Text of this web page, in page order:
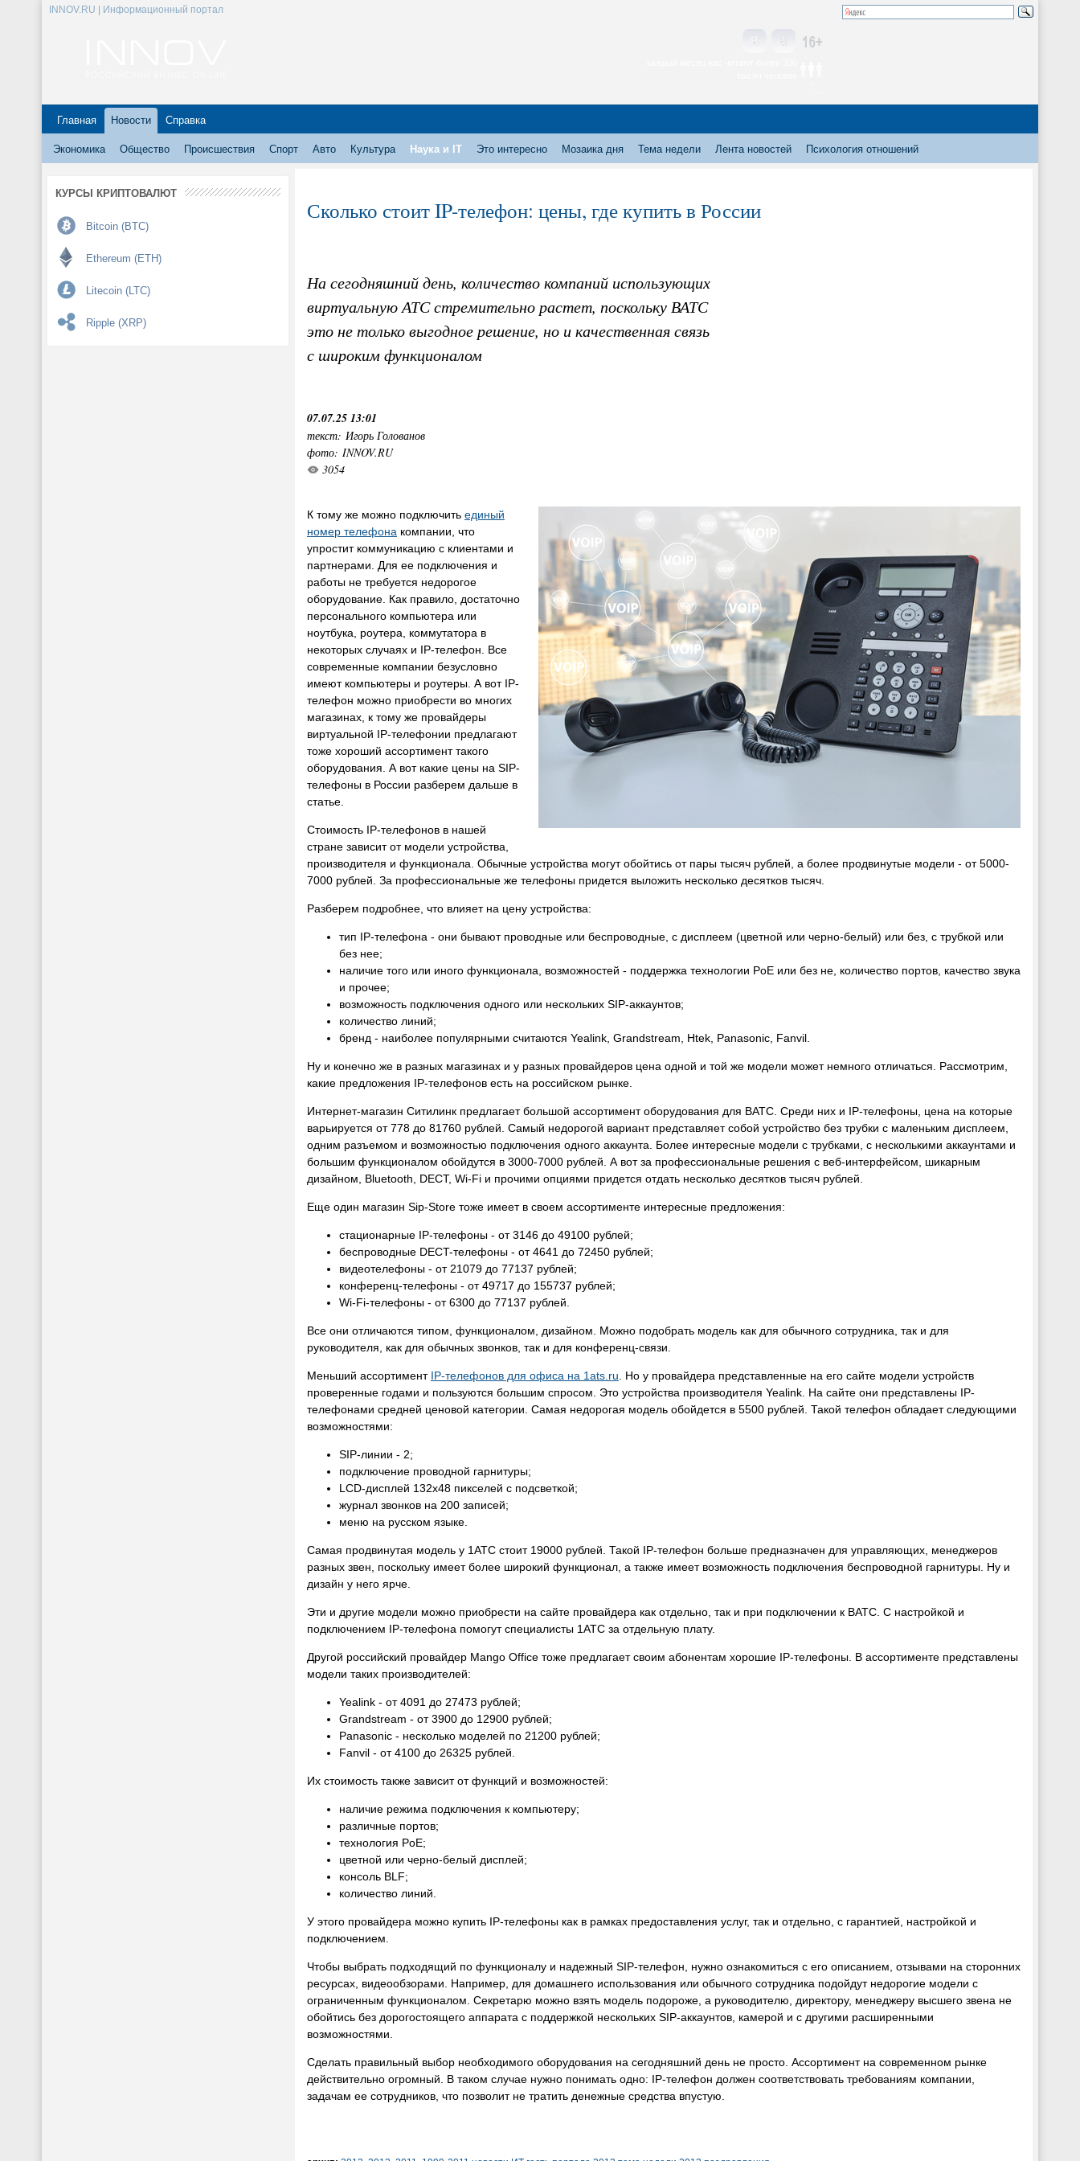
INNOV.RU | Информационный портал
Главная Новости Справка
Экономика Общество Происшествия Спорт Авто Культура Наука и IT Это интересно Мозаика дня Тема недели Лента новостей Психология отношений
КУРСЫ КРИПТОВАЛЮТ
Bitcoin (BTC)
Ethereum (ETH)
Litecoin (LTC)
Ripple (XRP)
Сколько стоит IP-телефон: цены, где купить в России
На сегодняшний день, количество компаний использующих
виртуальную АТС стремительно растет, поскольку ВАТС
это не только выгодное решение, но и качественная связь
с широким функционалом
07.07.25 13:01
текст: Игорь Голованов
фото: INNOV.RU
3054
К тому же можно подключить единый
номер телефона компании, что
упростит коммуникацию с клиентами и
партнерами. Для ее подключения и
работы не требуется недорогое
оборудование. Как правило, достаточно
персонального компьютера или
ноутбука, роутера, коммутатора в
некоторых случаях и IP-телефон. Все
современные компании безусловно
имеют компьютеры и роутеры. А вот IP-
телефон можно приобрести во многих
магазинах, к тому же провайдеры
виртуальной IP-телефонии предлагают
тоже хороший ассортимент такого
оборудования. А вот какие цены на SIP-
телефоны в России разберем дальше в
статье.
Стоимость IP-телефонов в нашей
стране зависит от модели устройства,
производителя и функционала. Обычные устройства могут обойтись от пары тысяч рублей, а более продвинутые модели - от 5000-
7000 рублей. За профессиональные же телефоны придется выложить несколько десятков тысяч.
Разберем подробнее, что влияет на цену устройства:
тип IP-телефона - они бывают проводные или беспроводные, с дисплеем (цветной или черно-белый) или без, с трубкой или
без нее;
наличие того или иного функционала, возможностей - поддержка технологии PoE или без не, количество портов, качество звука
и прочее;
возможность подключения одного или нескольких SIP-аккаунтов;
количество линий;
бренд - наиболее популярными считаются Yealink, Grandstream, Htek, Panasonic, Fanvil.
Ну и конечно же в разных магазинах и у разных провайдеров цена одной и той же модели может немного отличаться. Рассмотрим,
какие предложения IP-телефонов есть на российском рынке.
Интернет-магазин Ситилинк предлагает большой ассортимент оборудования для ВАТС. Среди них и IP-телефоны, цена на которые
варьируется от 778 до 81760 рублей. Самый недорогой вариант представляет собой устройство без трубки с маленьким дисплеем,
одним разъемом и возможностью подключения одного аккаунта. Более интересные модели с трубками, с несколькими аккаунтами и
большим функционалом обойдутся в 3000-7000 рублей. А вот за профессиональные решения с веб-интерфейсом, шикарным
дизайном, Bluetooth, DECT, Wi-Fi и прочими опциями придется отдать несколько десятков тысяч рублей.
Еще один магазин Sip-Store тоже имеет в своем ассортименте интересные предложения:
стационарные IP-телефоны - от 3146 до 49100 рублей;
беспроводные DECT-телефоны - от 4641 до 72450 рублей;
видеотелефоны - от 21079 до 77137 рублей;
конференц-телефоны - от 49717 до 155737 рублей;
Wi-Fi-телефоны - от 6300 до 77137 рублей.
Все они отличаются типом, функционалом, дизайном. Можно подобрать модель как для обычного сотрудника, так и для
руководителя, как для обычных звонков, так и для конференц-связи.
Меньший ассортимент IP-телефонов для офиса на 1ats.ru . Но у провайдера представленные на его сайте модели устройств
проверенные годами и пользуются большим спросом. Это устройства производителя Yealink. На сайте они представлены IP-
телефонами средней ценовой категории. Самая недорогая модель обойдется в 5500 рублей. Такой телефон обладает следующими
возможностями:
SIP-линии - 2;
подключение проводной гарнитуры;
LCD-дисплей 132x48 пикселей с подсветкой;
журнал звонков на 200 записей;
меню на русском языке.
Самая продвинутая модель у 1АТС стоит 19000 рублей. Такой IP-телефон больше предназначен для управляющих, менеджеров
разных звен, поскольку имеет более широкий функционал, а также имеет возможность подключения беспроводной гарнитуры. Ну и
дизайн у него ярче.
Эти и другие модели можно приобрести на сайте провайдера как отдельно, так и при подключении к ВАТС. С настройкой и
подключением IP-телефона помогут специалисты 1АТС за отдельную плату.
Другой российский провайдер Mango Office тоже предлагает своим абонентам хорошие IP-телефоны. В ассортименте представлены
модели таких производителей:
Yealink - от 4091 до 27473 рублей;
Grandstream - от 3900 до 12900 рублей;
Panasonic - несколько моделей по 21200 рублей;
Fanvil - от 4100 до 26325 рублей.
Их стоимость также зависит от функций и возможностей:
наличие режима подключения к компьютеру;
различные портов;
технология PoE;
цветной или черно-белый дисплей;
консоль BLF;
количество линий.
У этого провайдера можно купить IP-телефоны как в рамках предоставления услуг, так и отдельно, с гарантией, настройкой и
подключением.
Чтобы выбрать подходящий по функционалу и надежный SIP-телефон, нужно ознакомиться с его описанием, отзывами на сторонних
ресурсах, видеообзорами. Например, для домашнего использования или обычного сотрудника подойдут недорогие модели с
ограниченным функционалом. Секретарю можно взять модель подороже, а руководителю, директору, менеджеру высшего звена не
обойтись без дорогостоящего аппарата с поддержкой нескольких SIP-аккаунтов, камерой и с другими расширенными
возможностями.
Сделать правильный выбор необходимого оборудования на сегодняшний день не просто. Ассортимент на современном рынке
действительно огромный. В таком случае нужно понимать одно: IP-телефон должен соответствовать требованиям компании,
задачам ее сотрудников, что позволит не тратить денежные средства впустую.